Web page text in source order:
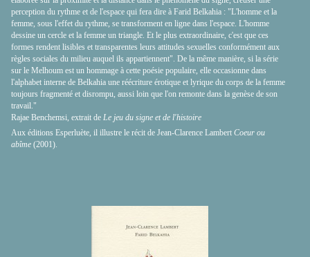
perception du rythme et de l'espace qui fera dire à Farid Belkahia : "L'homme et la
femme, sous l'effet du rythme, se transforment en ligne dans l'espace. L'homme
dessine un cercle et la femme un triangle. Et le plus extraordinaire, c'est que ces
formes rendent lisibles et transparentes leurs attitudes sexuelles conformément aux
règles sociales du milieu auquel ils appartiennent". De la même manière, si la série
sur le Melhoum est un hommage à cette poésie populaire, elle occasionne dans
l'alphabet interne de Belkahia une réécriture érotique et lyrique du corps de la femme
toujours fragmenté et disrompu, aussi loin que l'on remonte dans la genèse de son
travail."
Rajae Benchemsi, extrait de Le jeu du signe et de l'histoire
Aux éditions Esperluète, il illustre le récit de Jean-Clarence Lambert Coeur ou
abîme (2001).